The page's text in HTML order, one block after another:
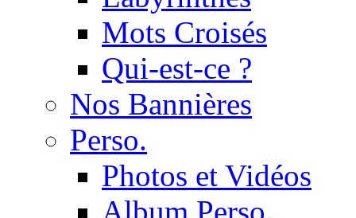
Mots Croisés
Qui-est-ce ?
Nos Bannières
Perso.
Photos et Vidéos
Album Perso.